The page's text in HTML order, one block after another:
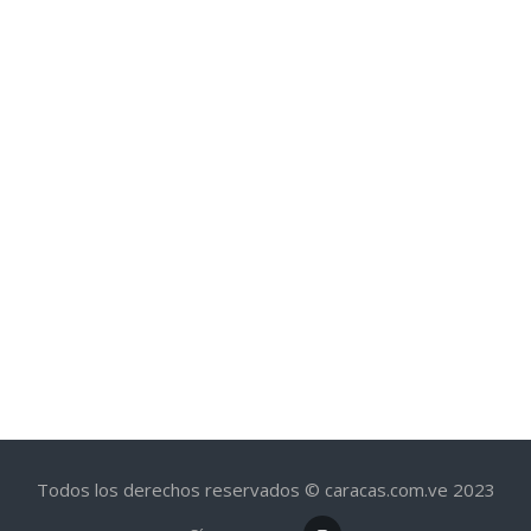
Todos los derechos reservados © caracas.com.ve 2023